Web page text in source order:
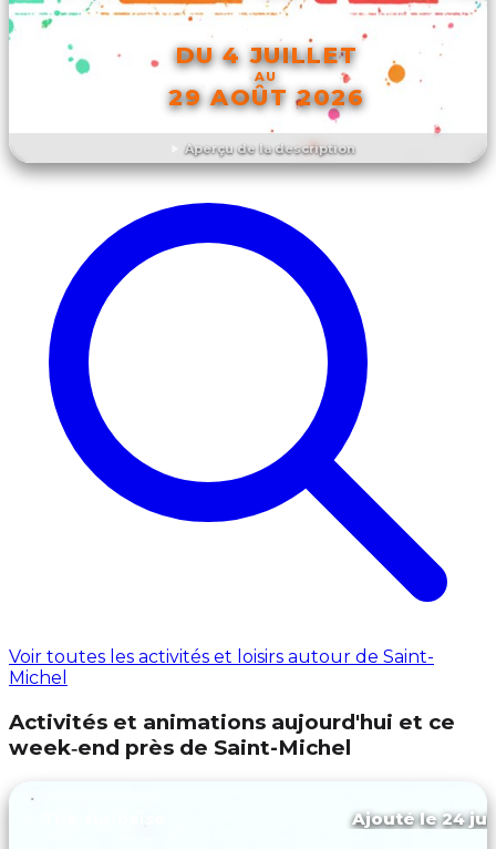
Aperçu de la description
DU 4 JUILLET
AU
29 AOÛT 2026
DÉCOUVRIR L'ÉVÉNEMENT
Voir toutes les activités et loisirs autour de Saint-
Michel
Activités et animations aujourd'hui et ce
week‑end près de Saint-Michel
Ajouté le 24